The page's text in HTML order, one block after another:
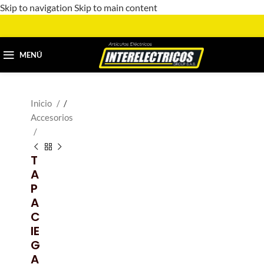
Skip to navigation Skip to main content
MENÚ
Inicio
/
Accesorios
T
A
P
A
C
IE
G
A